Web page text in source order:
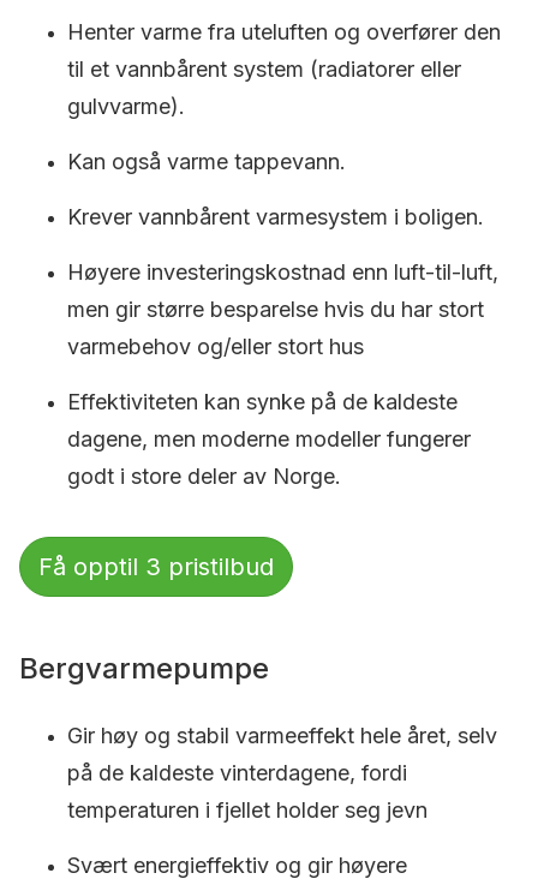
Henter varme fra uteluften og overfører den
til et vannbårent system (radiatorer eller
gulvvarme).
Kan også varme tappevann.
Krever vannbårent varmesystem i boligen.
Høyere investeringskostnad enn luft-til-luft,
men gir større besparelse hvis du har stort
varmebehov og/eller stort hus
Effektiviteten kan synke på de kaldeste
dagene, men moderne modeller fungerer
godt i store deler av Norge.
Få opptil 3 pristilbud
Bergvarmepumpe
Gir høy og stabil varmeeffekt hele året, selv
på de kaldeste vinterdagene, fordi
temperaturen i fjellet holder seg jevn
Svært energieffektiv og gir høyere